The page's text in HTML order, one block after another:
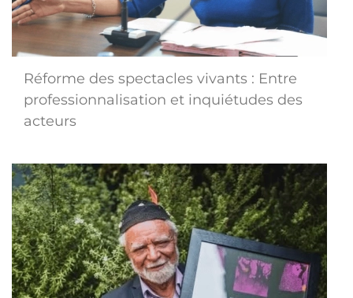
Réforme des spectacles vivants : Entre
professionnalisation et inquiétudes des
acteurs